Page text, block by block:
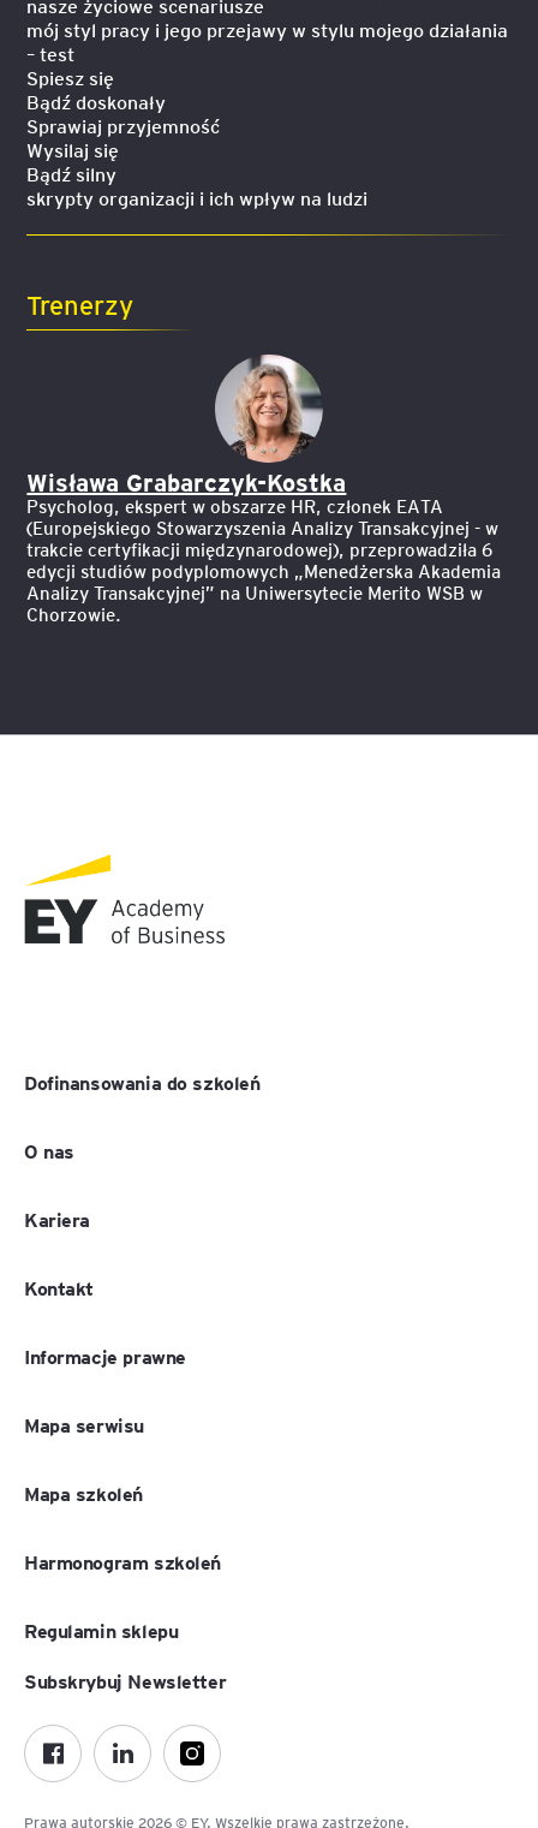
nasze życiowe scenariusze
mój styl pracy i jego przejawy w stylu mojego działania
– test
Spiesz się
Bądź doskonały
Sprawiaj przyjemność
Wysilaj się
Bądź silny
skrypty organizacji i ich wpływ na ludzi
Trenerzy
Wisława Grabarczyk-Kostka
Psycholog, ekspert w obszarze HR, członek EATA
(Europejskiego Stowarzyszenia Analizy Transakcyjnej - w
trakcie certyfikacji międzynarodowej), przeprowadziła 6
edycji studiów podyplomowych „Menedżerska Akademia
Analizy Transakcyjnej” na Uniwersytecie Merito WSB w
Chorzowie.
Dofinansowania do szkoleń
O nas
Kariera
Kontakt
Informacje prawne
Mapa serwisu
Mapa szkoleń
Harmonogram szkoleń
Regulamin sklepu
Prawa autorskie 2026 © EY. Wszelkie prawa zastrzeżone.
Subskrybuj Newsletter